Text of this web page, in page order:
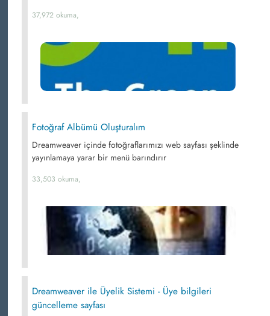
37,972 okuma,
Fotoğraf Albümü Oluşturalım
Dreamweaver içinde fotoğraflarımızı web sayfası şeklinde
yayınlamaya yarar bir menü barındırır
33,503 okuma,
Dreamweaver ile Üyelik Sistemi - Üye bilgileri
güncelleme sayfası